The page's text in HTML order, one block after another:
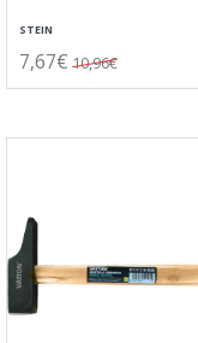
STEIN
7,67€ 10,96€